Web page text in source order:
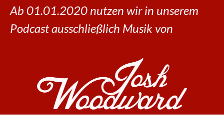
Ab 01.01.2020 nutzen wir in unserem
Podcast ausschließlich Musik von